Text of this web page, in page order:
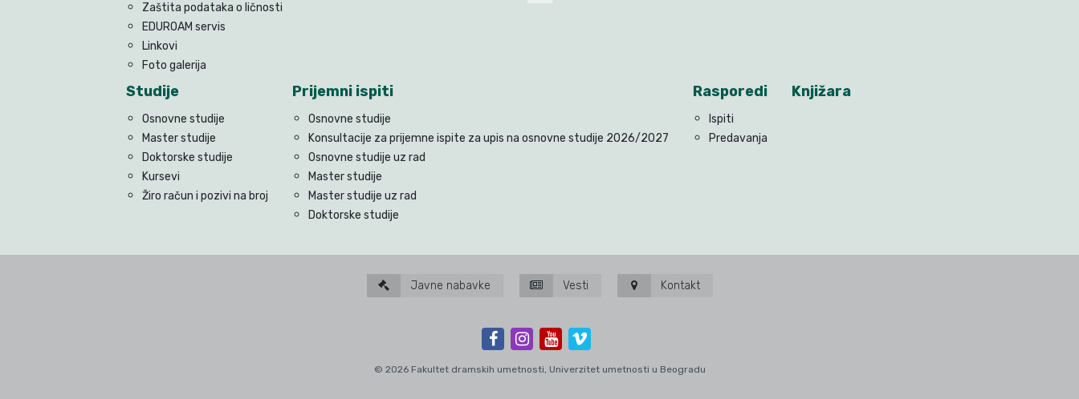
Zaštita podataka o ličnosti
EDUROAM servis
Linkovi
Foto galerija
Studije
Osnovne studije
Master studije
Doktorske studije
Kursevi
Žiro račun i pozivi na broj
Prijemni ispiti
Osnovne studije
Konsultacije za prijemne ispite za upis na osnovne studije 2026/2027
Osnovne studije uz rad
Master studije
Master studije uz rad
Doktorske studije
Rasporedi
Ispiti
Predavanja
Knjižara
Javne nabavke Vesti Kontakt
© 2026 Fakultet dramskih umetnosti, Univerzitet umetnosti u Beogradu